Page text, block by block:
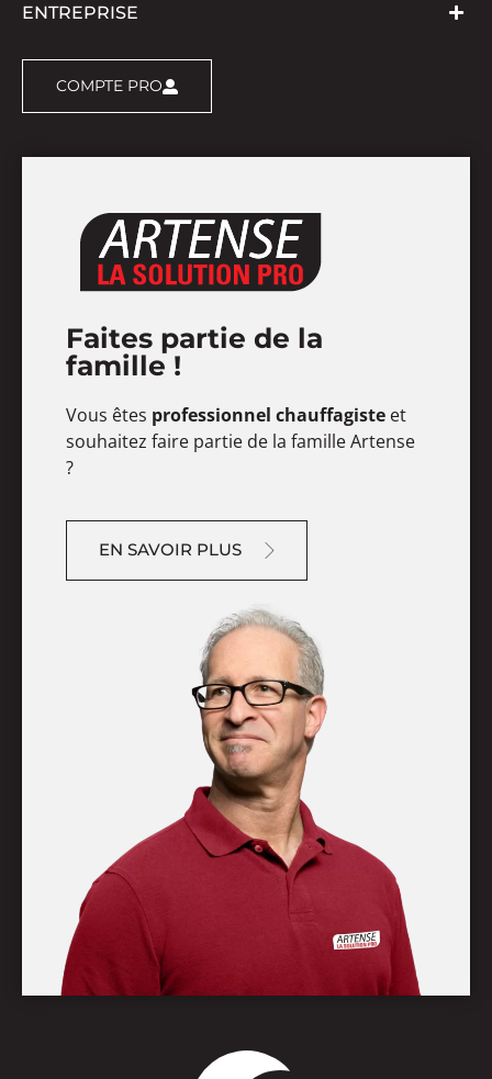
ENTREPRISE
COMPTE PRO
Faites partie de la
famille !
Vous êtes professionnel chauffagiste et
souhaitez faire partie de la famille Artense
?
EN SAVOIR PLUS